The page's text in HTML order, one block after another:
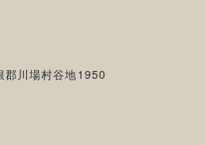
川場村谷地1950